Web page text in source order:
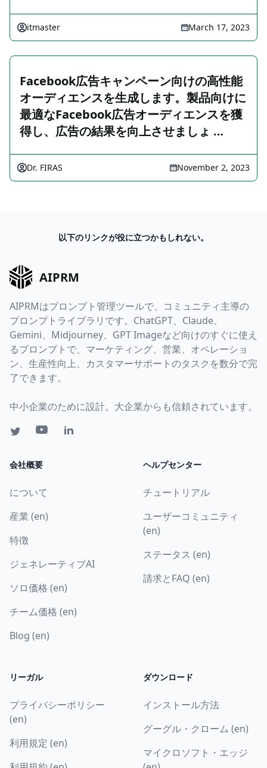
itmaster March 17, 2023
Facebook広告キャンペーン向けの高性能
オーディエンスを生成します。製品向けに
最適なFacebook広告オーディエンスを獲
得し、広告の結果を向上させましょ …
Dr. FIRAS November 2, 2023
以下のリンクが役に立つかもしれない。
AIPRM
AIPRMはプロンプト管理ツールで、コミュニティ主導の
プロンプトライブラリです。ChatGPT、Claude、
Gemini、Midjourney、GPT Imageなど向けのすぐに使え
るプロンプトで、マーケティング、営業、オペレーショ
ン、生産性向上、カスタマーサポートのタスクを数分で完
了できます。
中小企業のために設計。大企業からも信頼されています。
会社概要
について
産業 (en)
特徴
ジェネレーティブAI
ソロ価格 (en)
チーム価格 (en)
Blog (en)
ヘルプセンター
チュートリアル
ユーザーコミュニティ
(en)
ステータス (en)
請求とFAQ (en)
リーガル
プライバシーポリシー
(en)
利用規定 (en)
ダウンロード
インストール方法
グーグル・クローム (en)
マイクロソフト・エッジ